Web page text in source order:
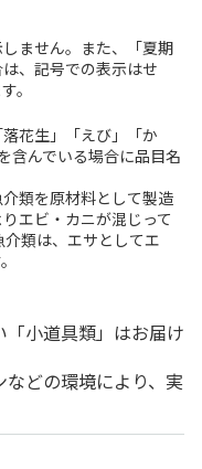
ません。また、「夏期
、記号での表示はせ
。
花生」「えび」「か
含んでいる場合に品目名
類を原材料として製造
エビ・カニが混じって
類は、エサとしてエ
小道具類」はお届け
どの環境により、実